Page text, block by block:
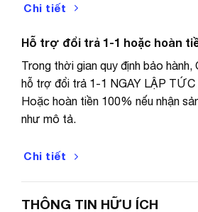
Xin quý khách vui lòng đọc kỹ mô tả
trường hợp sau khi đặt hàng xong
SHOP CAM KẾT
– Đền bù hoặc gửi bổ sung ngay
hoặc gửi thiếu hàng.
tiên.
gây ra hư hỏng bể vỡ). Vì vậy nếu
Chi tiết
Hỗ trợ đổi trả 1-1 hoặc hoàn
Trong thời gian quy định bảo
hỗ trợ đổi trả 1-1 NGAY LẬP TỨC
Hoặc hoàn tiền 100% nếu nhận
như mô tả.
Chi tiết
THÔNG TIN HỮU ÍCH